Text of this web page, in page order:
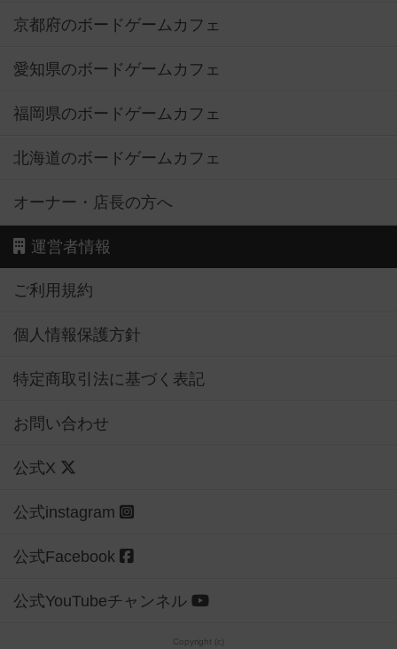
京都府のボードゲームカフェ
愛知県のボードゲームカフェ
福岡県のボードゲームカフェ
北海道のボードゲームカフェ
オーナー・店長の方へ
運営者情報
ご利用規約
個人情報保護方針
特定商取引法に基づく表記
お問い合わせ
公式X
公式instagram
公式Facebook
公式YouTubeチャンネル
Copyright (c)